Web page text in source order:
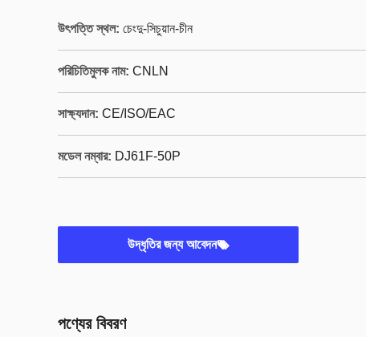
উৎপত্তি স্থল: চেংদু-সিচুয়ান-চীন
পরিচিতিমুলক নাম: CNLN
সাক্ষ্যদান: CE/ISO/EAC
মডেল নম্বার: DJ61F-50P
উদ্ধৃতির জন্য আবেদন
পণ্যের বিবরণ